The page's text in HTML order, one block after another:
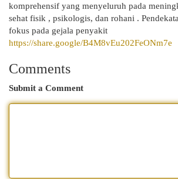
komprehensif yang menyeluruh pada
sehat fisik , psikologis, dan rohani .
fokus pada gejala penyakit
https://share.google/B4M8vEu202FeONm7e
Comments
Submit a Comment